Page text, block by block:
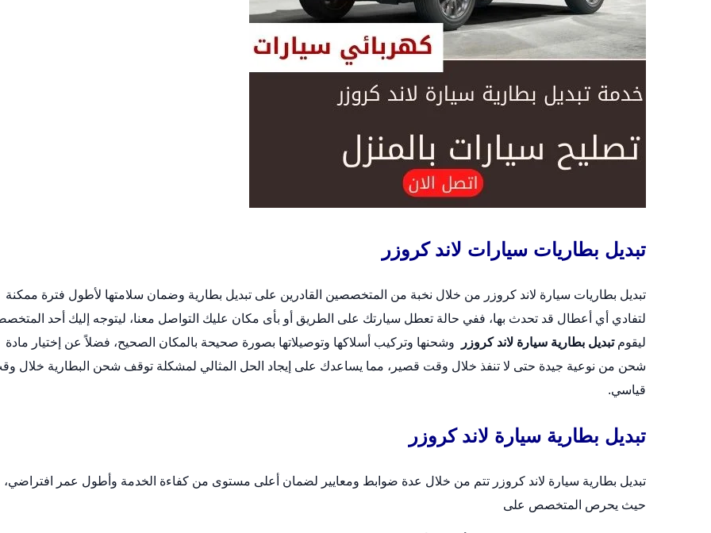
تبديل بطاريات سيارات لاند كروزر
تبديل بطاريات سيارة لاند كروزر من خلال نخبة من المتخصصين القادرين على تبديل بطارية وضمان سلامتها لأطول فترة ممكنة
لتفادي أي أعطال قد تحدث بها، ففي حالة تعطل سيارتك على الطريق أو بأى مكان عليك التواصل معنا، ليتوجه إليك أحد
ليقومتبديل بطارية سيارة لاند كروزر
وشحنها وتركيب أسلاكها وتوصيلاتها بصورة صحيحة بالمكان الصحيح، فضلاً عن إختيار مادة
شحن من نوعية جيدة حتى لا تنفذ خلال وقت قصير، مما يساعدك على إيجاد الحل المثالي لمشكلة توقف شحن البطارية خلال
قياسي.
تبديل بطارية سيارة لاند كروزر
تبديل بطارية سيارة لاند كروزر تتم من خلال عدة ضوابط ومعايير لضمان أعلى مستوى من كفاءة الخدمة وأطول عمر افتراضي،
حيث يحرص المتخصص على